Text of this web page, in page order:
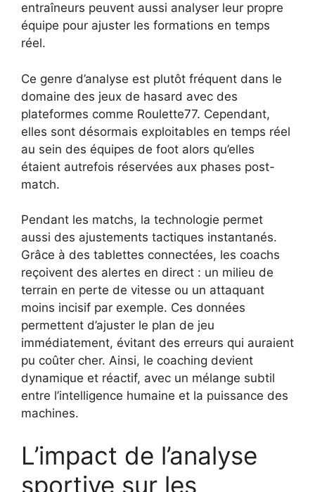
entraîneurs peuvent aussi analyser leur propre
équipe pour ajuster les formations en temps
réel.
Ce genre d’analyse est plutôt fréquent dans le
domaine des jeux de hasard avec des
plateformes comme Roulette77. Cependant,
elles sont désormais exploitables en temps réel
au sein des équipes de foot alors qu’elles
étaient autrefois réservées aux phases post-
match.
Pendant les matchs, la technologie permet
aussi des ajustements tactiques instantanés.
Grâce à des tablettes connectées, les coachs
reçoivent des alertes en direct : un milieu de
terrain en perte de vitesse ou un attaquant
moins incisif par exemple. Ces données
permettent d’ajuster le plan de jeu
immédiatement, évitant des erreurs qui auraient
pu coûter cher. Ainsi, le coaching devient
dynamique et réactif, avec un mélange subtil
entre l’intelligence humaine et la puissance des
machines.
L’impact de l’analyse
sportive sur les